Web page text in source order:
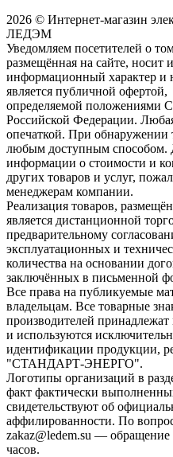
2026 © Интернет-магазин
ЛЕДЭМ
Уведомляем посетителей о
размещённая на сайте, носит
информационный характер и
является публичной офертой,
определяемой положениями
Российской Федерации.
опечаткой. При обнаружении
любым доступным способом.
информации о стоимости и
других товаров и услуг,
менеджерам компании.
Реализация товаров,
является дистанционной
предварительному
эксплуатационных и
количества на основании
заключённых в письменной
Все права на публикуемые
владельцам. Все товарные
производителей
и используются
идентификации продукции,
"СТАНДАРТ-ЭНЕРГО".
Логотипы организаций в
факт фактически
свидетельствуют об
аффилированности. По
zakaz@ledem.su — обращение
часов.